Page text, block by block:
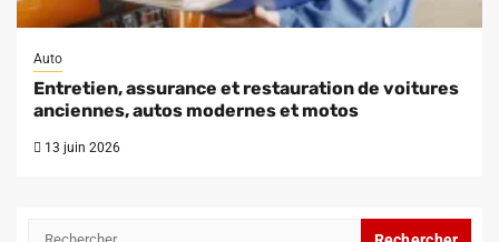
Auto
Entretien, assurance et restauration de voitures
anciennes, autos modernes et motos
13 juin 2026
Rechercher :